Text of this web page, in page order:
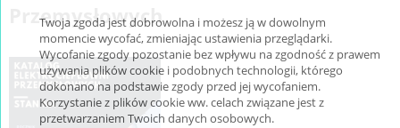
Przemysłowych
Twoja zgoda jest dobrowolna i możesz ją w dowolnym
momencie wycofać, zmieniając ustawienia przeglądarki.
Wycofanie zgody pozostanie bez wpływu na zgodność z prawem
używania plików cookie i podobnych technologii, którego
dokonano na podstawie zgody przed jej wycofaniem.
Korzystanie z plików cookie ww. celach związane jest z
przetwarzaniem Twoich danych osobowych.